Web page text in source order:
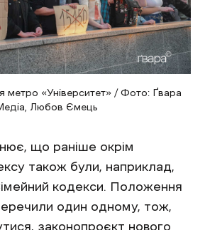
метро «Університет» / Фото: Ґвара
Любов Ємець
що раніше окрім
також були, наприклад,
кодекси. Положення
один одному, тож,
законопроєкт нового